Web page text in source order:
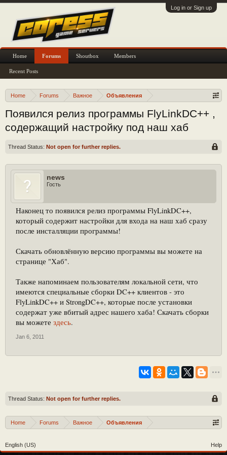
Log in or Sign up
Home Forums Важное Объявления
Появился релиз программы FlyLinkDC++ ,
содержащий настройку под наш хаб
Thread Status: Not open for further replies.
news
Гость
Наконец то появился релиз программы FlyLinkDC++,
который содержит настройки для входа на наш хаб сразу
после инсталляции программы!
Скачать обновлённую версию программы вы можете на
странице "Хаб".
Также напоминаем пользователям локальной сети, что
имеются специальные сборки DC++ клиентов - это
FlyLinkDC++ и StrongDC++, которые после установки
содержат уже вбитый адрес нашего хаба! Скачать сборки
вы можете здесь.
Jan 6, 2011
Thread Status: Not open for further replies.
Home Forums Важное Объявления
Home Forums
Recent Posts
Shoutbox Members
English (US) Help